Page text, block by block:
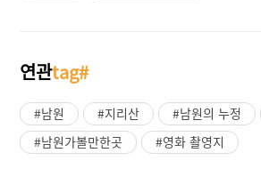
연관tag#
#남원 #지리산 #남원의 누정
#남원가볼만한곳
#영화 촬영지